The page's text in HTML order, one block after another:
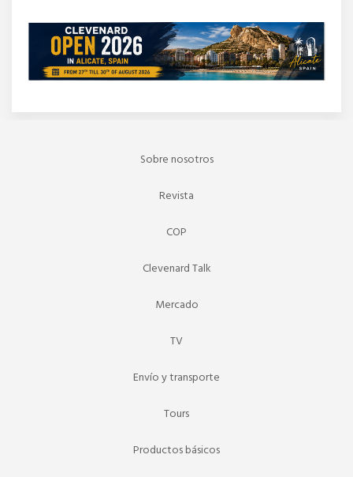
Sobre nosotros
Revista
COP
Clevenard Talk
Mercado
TV
Envío y transporte
Tours
Productos básicos